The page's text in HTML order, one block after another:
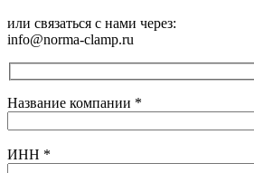
или связаться с нами через:
info@norma-clamp.ru
Название компании *
ИНН *